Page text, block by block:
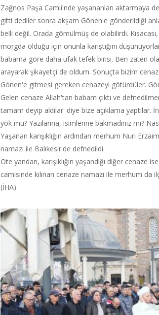
Zağnos Paşa Camii'nde yaşananları aktarmaya
gitti dediler sonra akşam Gönen'e gönderildiği
belli değil. Orada gömülmüş de olabilirdi.
morgda olduğu için onunla karıştığını
babama göre daha ufak tefek birisi. Ben zaten
arayarak şikayetçi de oldum. Sonuçta bizim
Gönen'e gitmesi gereken cenazeyi götürdüler.
Gelen cenaze Allah'tan babam çıktı ve
tamam deyip aldılar' diye bize açıklama yaptılar.
yok mu? Yazılarına, isimlerine bakmadınız mı?
Yaşanan karışıklığın ardından merhum Nuri
namazı ile Balıkesir'de defnedildi.
Öte yandan, karışıklığın yaşandığı diğer cenaze
camisinde kılınan cenaze namazı ile merhum da
(İHA)